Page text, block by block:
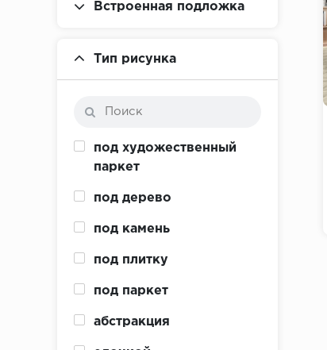
Встроенная подложка
Тип рисунка
под художественный
паркет
под дерево
под камень
под плитку
под паркет
абстракция